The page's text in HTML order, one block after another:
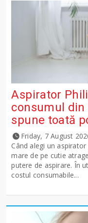
Aspirator
consumul
spune toată
Friday, 7 August
Când alegi un
mare de pe cutie
putere de aspirare. În
costul consumabile...